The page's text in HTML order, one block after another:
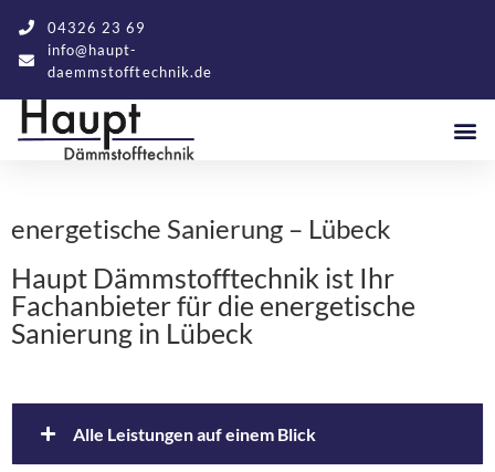
04326 23 69
info@haupt-
daemmstofftechnik.de
energetische Sanierung – Lübeck
Haupt Dämmstofftechnik ist Ihr
Fachanbieter für die energetische
Sanierung in Lübeck
Alle Leistungen auf einem Blick